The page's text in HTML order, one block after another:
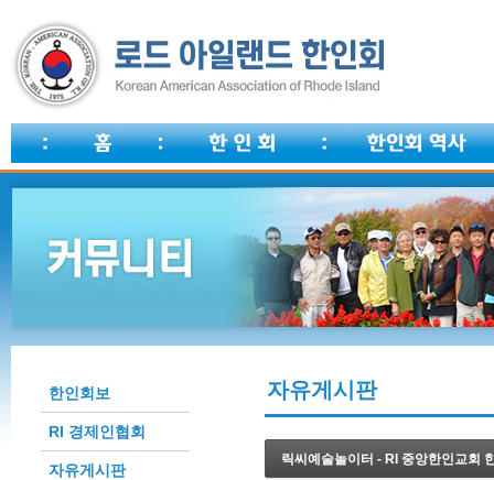
한인회보
RI 경제인협회
자유게시판
자유게시판
릭씨예술놀이터 - RI 중앙한인교회